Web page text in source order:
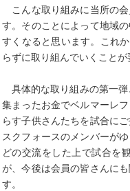
こんな取り組みに当所の
す。そのことによって地域
すくなると思います。これ
らずに取り組んでいくこと
具体的な取り組みの第一弾
集まったお金でベルマーレ
らす子供さんたちを試合に
スクフォースのメンバーが
どの交流をした上で試合を
が、今後は会員の皆さんに
す。